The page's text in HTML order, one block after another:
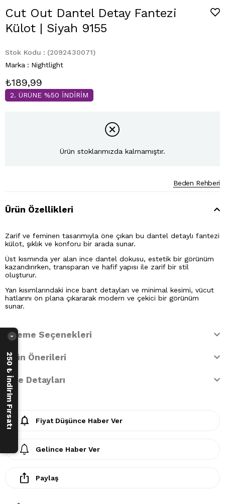
Cut Out Dantel Detay Fantezi
Külot | Siyah 9155
Stok Kodu
(2092430071)
Marka : Nightlight
₺189,99
2. ÜRÜNE %50 İNDİRİM
Ürün stoklarımızda kalmamıştır.
Beden Rehberi
Ürün Özellikleri
Zarif ve feminen tasarımıyla öne çıkan bu dantel detaylı fantezi
külot, şıklık ve konforu bir arada sunar.
Üst kısmında yer alan ince dantel dokusu, estetik bir görünüm
kazandırırken, transparan ve hafif yapısı ile zarif bir stil
oluşturur.
Yan kısımlarındaki ince bant detayları ve minimal kesimi, vücut
hatlarını ön plana çıkararak modern ve çekici bir görünüm
sunar.
Ödeme Seçenekleri
Ürün Önerileri
İade Detayları
Fiyat Düşünce Haber Ver
Gelince Haber Ver
Paylaş
250 ₺ İndirim Fırsatı
›